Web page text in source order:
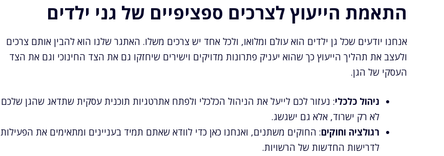
התאמת הייעוץ לצרכים ספציפיים של גני ילדים
אנחנו יודעים שכל גן ילדים הוא עולם ומלואו, ולכל אחד יש צרכים משלו. האתגר שלנו הוא להבין אותם צרכים
ולעצב את תהליך הייעוץ כך שהוא יעניק פתרונות מדויקים וישירים שיחזקו גם את הצד החינוכי וגם את הצד
העסקי של הגן.
ניהול כלכלי: נעזור לכם לייעל את הניהול הכלכלי ולפתח אתרטגיות תוכנית עסקית שתדאג שהגן שלכם
לא רק ישרוד, אלא גם ישגשג.
רגולציה וחוקים: החוקים משתנים, ואנחנו כאן כדי לוודא שאתם תמיד בעניינים ומתאימים את הפעילות
לדרישות החדשות של הרשויות.